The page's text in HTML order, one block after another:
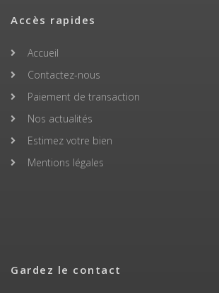
Accès rapides
Accueil
Contactez-nous
Paiement de transaction
Nos actualités
Estimez votre bien
Mentions légales
Gardez le contact